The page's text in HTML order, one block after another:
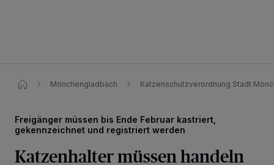
Mönchengladbach Katzenschutzverordnung Stadt
Freigänger müssen bis Ende Februar kastriert,
gekennzeichnet und registriert werden
Katzenhalter müssen handeln